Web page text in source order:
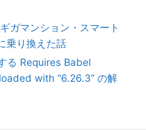
ガマンション・スマート
乗り換えた話
る Requires Babel
with “6.26.3” の解